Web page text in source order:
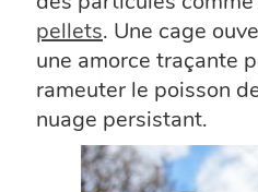
pellets. Une cage
une amorce traçante
rameuter le poisson
nuage persistant.